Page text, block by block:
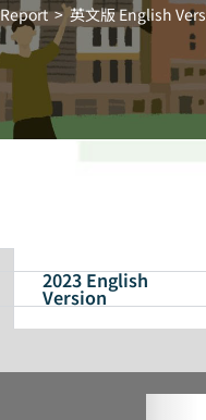
> 英文版 English
2023 English
Version